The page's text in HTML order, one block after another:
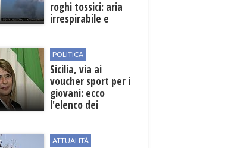
roghi tossici: aria
irrespirabile e
POLITICA
Sicilia, via ai
voucher sport per i
giovani: ecco
l'elenco dei
ATTUALITÀ